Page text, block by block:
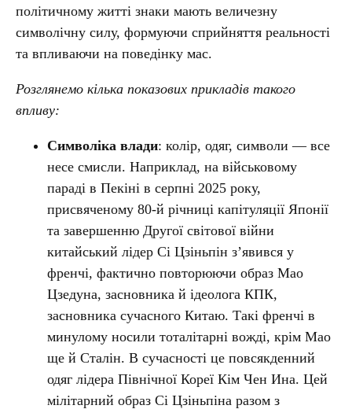
політичному житті знаки мають величезну
символічну силу, формуючи сприйняття реальності
та впливаючи на поведінку мас.
Розглянемо кілька показових прикладів такого
впливу:
Символіка влади: колір, одяг, символи — все
несе смисли. Наприклад, на військовому
параді в Пекіні в серпні 2025 року,
присвяченому 80-й річниці капітуляції Японії
та завершенню Другої світової війни
китайський лідер Сі Цзіньпін з’явився у
френчі, фактично повторюючи образ Мао
Цзедуна, засновника й ідеолога КПК,
засновника сучасного Китаю. Такі френчі в
минулому носили тоталітарні вожді, крім Мао
ще й Сталін. В сучасності це повсякденний
одяг лідера Північної Кореї Кім Чен Ина. Цей
мілітарний образ Сі Цзіньпіна разом з